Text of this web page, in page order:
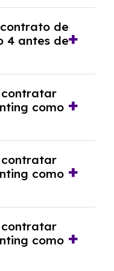
de entrada
proveedor
de viabilidad
de
4 antes de
por
revisar
y hablar con un
contratar
como
de solvencia
contratar
como
en algunos
de la empresa
contratar
como